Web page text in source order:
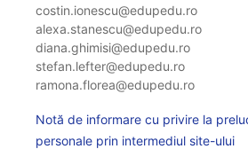
costin.ionescu@edupedu.ro
alexa.stanescu@edupedu.ro
diana.ghimisi@edupedu.ro
stefan.lefter@edupedu.ro
ramona.florea@edupedu.ro
Notă de informare cu privire la
personale prin intermediul site-ului